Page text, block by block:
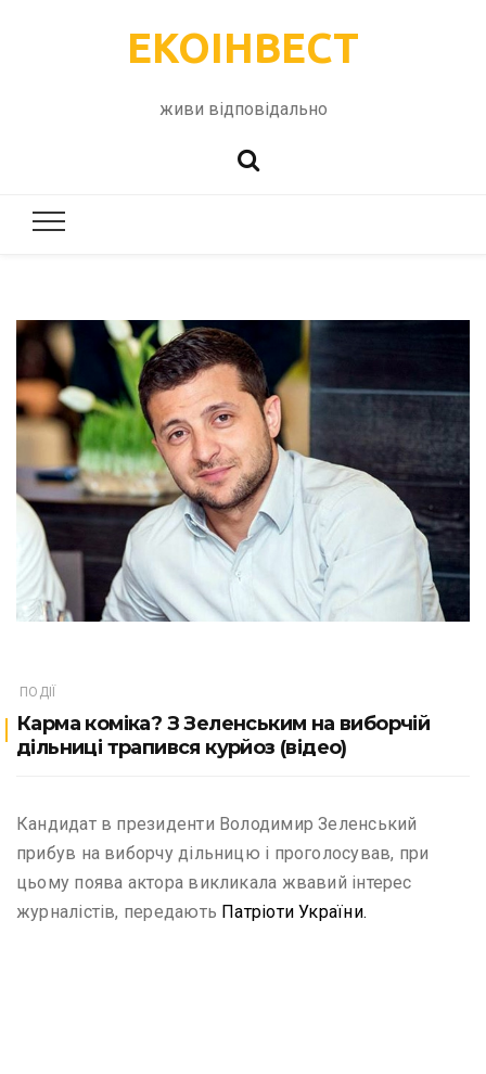
ЕКОІНВЕСТ
живи відповідально
ПОДІЇ
Карма коміка? З Зеленським на виборчій
дільниці трапився курйоз (відео)
Кандидат в президенти Володимир Зеленський
прибув на виборчу дільницю і проголосував, при
цьому поява актора викликала жвавий інтерес
журналістів, передають Патріоти України.